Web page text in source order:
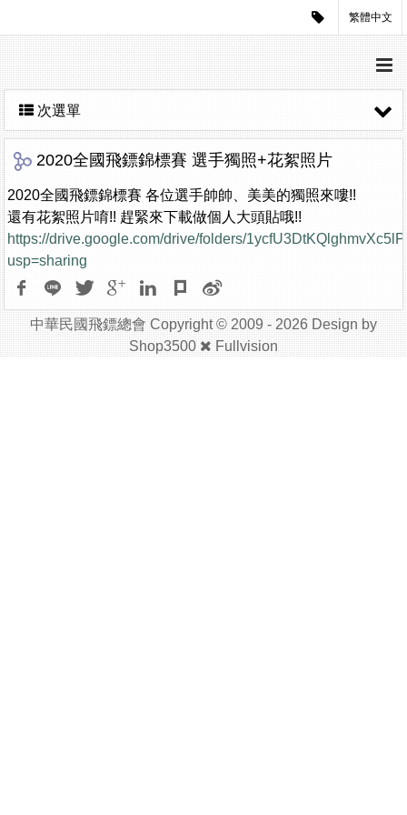
繁體中文
次選單
2020全國飛鏢錦標賽 選手獨照+花絮照片
2020全國飛鏢錦標賽 各位選手帥帥、美美的獨照來嘍!!
還有花絮照片唷!! 趕緊來下載做個人大頭貼哦!!
https://drive.google.com/drive/folders/
usp=sharing
中華民國飛鏢總會 Copyright © 2009 - 2026 Design by
Shop3500
Fullvision